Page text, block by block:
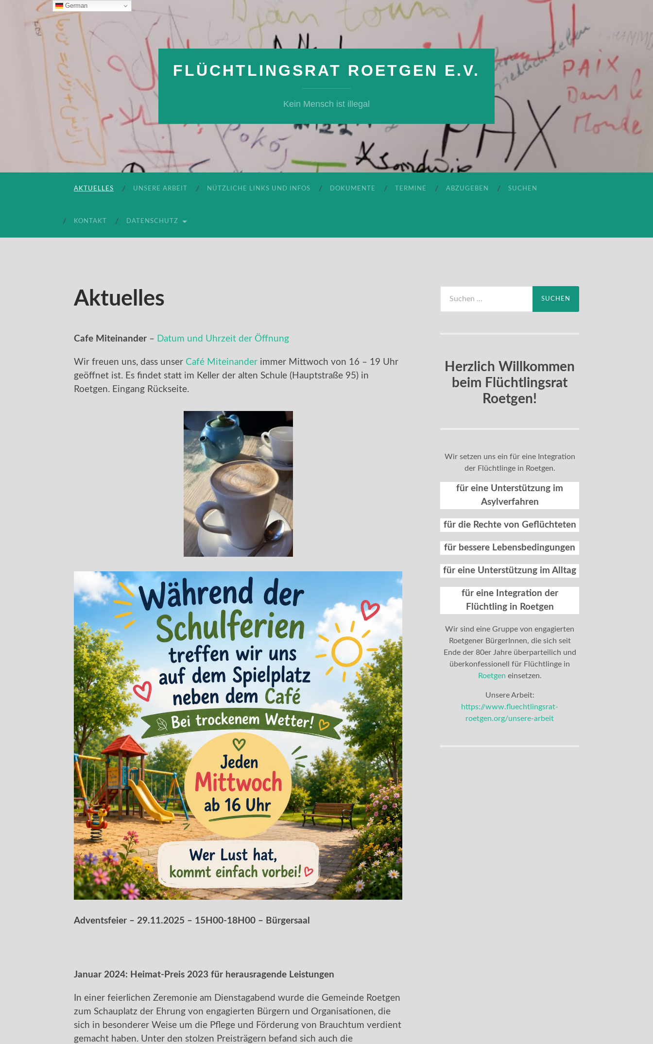
FLÜCHTLINGSRAT ROETGEN E.V.
Kein Mensch ist illegal
AKTUELLES UNSERE ARBEIT NÜTZLICHE LINKS UND INFOS DOKUMENTE TERMINE ABZUGEBEN SUCHEN
KONTAKT DATENSCHUTZ
Aktuelles
Cafe Miteinander – Datum und Uhrzeit der Öffnung
Wir freuen uns, dass unser Café Miteinander immer Mittwoch von 16 – 19 Uhr
geöffnet ist. Es findet statt im Keller der alten Schule (Hauptstraße 95) in
Roetgen. Eingang Rückseite.
Adventsfeier – 29.11.2025 – 15H00-18H00 – Bürgersaal
Januar 2024: Heimat-Preis 2023 für herausragende Leistungen
In einer feierlichen Zeremonie am Dienstagabend wurde die Gemeinde Roetgen
zum Schauplatz der Ehrung von engagierten Bürgern und Organisationen, die
sich in besonderer Weise um die Pflege und Förderung von Brauchtum verdient
gemacht haben. Unter den stolzen Preisträgern befand sich auch die
nach:
Herzlich Willkommen
beim Flüchtlingsrat
Roetgen!
Wir setzen uns ein für eine Integration
der Flüchtlinge in Roetgen.
für eine Unterstützung im
Asylverfahren
für die Rechte von Geflüchteten
für bessere Lebensbedingungen
für eine Unterstützung im Alltag
für eine Integration der
Flüchtling in Roetgen
Wir sind eine Gruppe von engagierten
Roetgener BürgerInnen, die sich seit
Ende der 80er Jahre überparteilich und
überkonfessionell für Flüchtlinge in
Roetgen einsetzen.
Unsere Arbeit:
https://www.fluechtlingsrat-
roetgen.org/unsere-arbeit
German